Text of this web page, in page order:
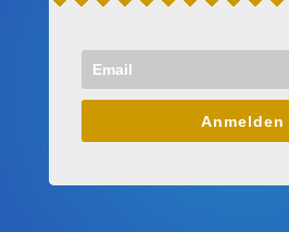
Anmelden